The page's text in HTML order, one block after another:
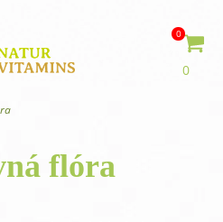
0
0
flóra